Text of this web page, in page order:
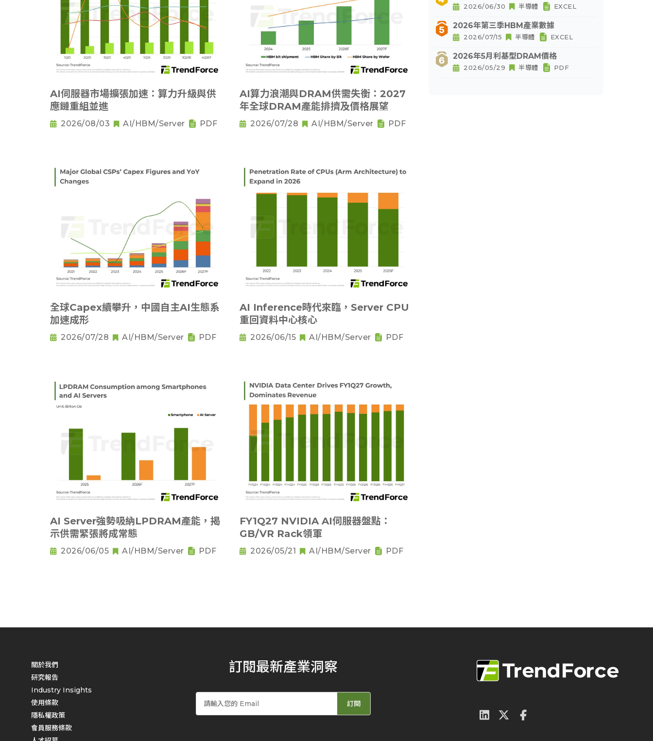
AI伺服器市場擴張加速：算力升級與供
應鏈重組並進
2026/08/03 AI/HBM/Server PDF
AI算力浪潮與DRAM供需失衡：2027
年全球DRAM產能排擠及價格展望
2026/07/28 AI/HBM/Server PDF
全球Capex續攀升，中國自主AI生態系
加速成形
2026/07/28 AI/HBM/Server PDF
AI Inference時代來臨，Server CPU
重回資料中心核心
2026/06/15 AI/HBM/Server PDF
AI Server強勢吸納LPDRAM產能，揭
示供需緊張將成常態
2026/06/05 AI/HBM/Server PDF
FY1Q27 NVIDIA AI伺服器盤點：
GB/VR Rack領軍
2026/05/21 AI/HBM/Server PDF
2026/06/30 半導體 EXCEL
2026年第三季HBM產業數據
2026/07/15 半導體 EXCEL
2026年5月利基型DRAM價格
2026/05/29 半導體 PDF
關於我們
研究報告
Industry Insights
使用條款
隱私權政策
會員服務條款
訂閱最新產業洞察
訂閱